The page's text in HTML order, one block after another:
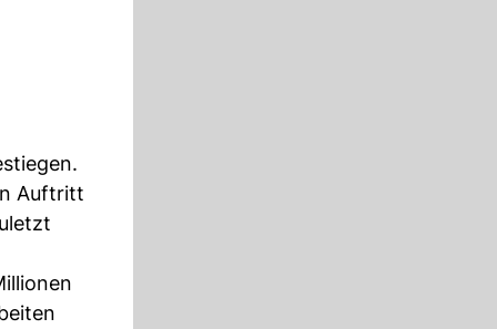
Auftritt